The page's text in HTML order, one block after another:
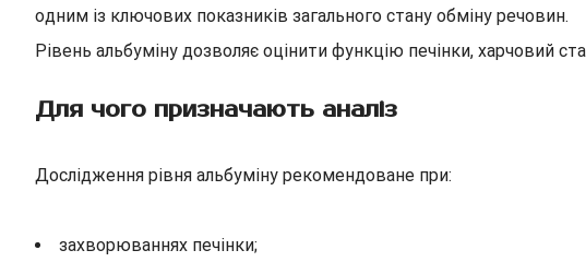
одним із ключових показників загального стану обміну речовин.
Рівень альбуміну дозволяє оцінити функцію печінки, харчовий
Для чого призначають аналіз
Дослідження рівня альбуміну рекомендоване при:
захворюваннях печінки;